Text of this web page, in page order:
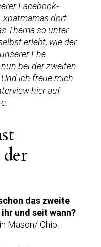
Facebook-
dort
Thema so unter
erlebt, wie der
Ehe
bei der zweiten
ich freue mich
hier auf
das zweite
und seit wann?
Mason/ Ohio.